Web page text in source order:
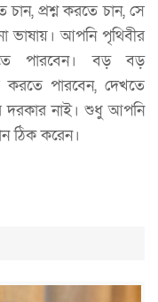
প্রশ্ন করতে চান, সে
ভাষায়। আপনি পৃথিবীর
পারবেন। বড় বড়
করতে পারবেন, দেখতে
দরকার নাই। শুধু আপনি
ঠিক করেন।